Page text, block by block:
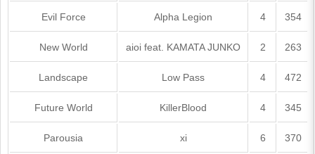
Evil Force Alpha Legion 4 354
New World aioi feat. KAMATA JUNKO 2 263
Landscape Low Pass 4 472
Future World KillerBlood 4 345
Parousia xi 6 370